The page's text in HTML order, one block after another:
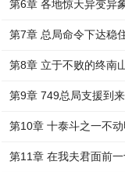
第6章 各地惊天异变异
第7章 总局命令下达稳
第8章 立于不败的终南
第9章 749总局支援到
第10章 十泰斗之一不
第11章 在我夫君面前